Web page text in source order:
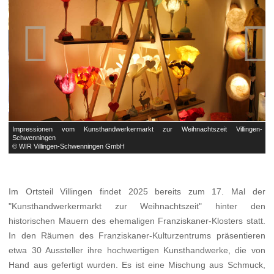
Impressionen vom Kunsthandwerkermarkt zur Weihnachtszeit Villingen-
Schwenningen
© WIR Villingen-Schwenningen GmbH
 
Im Ortsteil Villingen findet 2025 bereits zum 17. Mal der
"Kunsthandwerkermarkt zur Weihnachtszeit" hinter den
historischen Mauern des ehemaligen Franziskaner-Klosters statt.
In den Räumen des Franziskaner-Kulturzentrums präsentieren
etwa 30 Aussteller ihre hochwertigen Kunsthandwerke, die von
Hand aus gefertigt wurden. Es ist eine Mischung aus Schmuck,